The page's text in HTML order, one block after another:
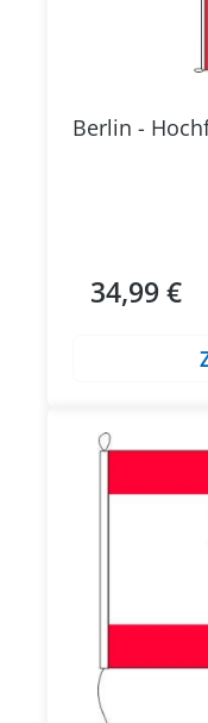
Berlin -
Regulärer
34,99 €